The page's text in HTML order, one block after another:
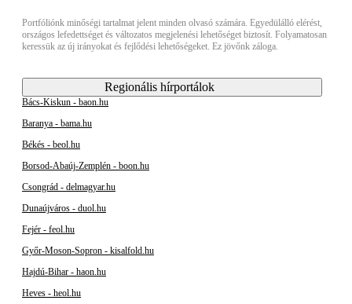
Portfóliónk minőségi tartalmat jelent minden olvasó számára. Egyedülálló elérést,
országos lefedettséget és változatos megjelenési lehetőséget biztosít. Folyamatosan
keressük az új irányokat és fejlődési lehetőségeket. Ez jövőnk záloga.
Regionális hírportálok
Bács-Kiskun - baon.hu
Baranya - bama.hu
Békés - beol.hu
Borsod-Abaúj-Zemplén - boon.hu
Csongrád - delmagyar.hu
Dunaújváros - duol.hu
Fejér - feol.hu
Győr-Moson-Sopron - kisalfold.hu
Hajdú-Bihar - haon.hu
Heves - heol.hu